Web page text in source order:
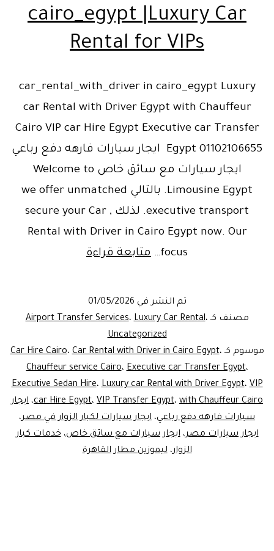
cairo_egypt |Luxury Car
Rental for VIPs
car_rental_with_driver in cairo_egypt Luxury
car Rental with Driver Egypt with Chauffeur
Cairo VIP car Hire Egypt Executive car Transfer
Egypt 01102106655 ايجار سيارات فارهه دفع رباعي
ايجار سيارات مع سائق خاص Welcome to
Limousine Egypt. بالتالي we offer unmatched
executive transport. لذلك , secure your Car
Rental with Driver in Cairo Egypt now. Our
focus…
متابعة قراءة
|Luxury
Rental
for
VIPs
تم النشر في 01/05/2026
مصنف كـ
Airport Transfer Services،Luxury Car Rental،
Uncategorized
موسوم كـ
Car Hire Cairo،Car Rental with Driver in Cairo Egypt،
Chauffeur service Cairo،Executive car Transfer Egypt،
Executive Sedan Hire،Luxury car Rental with Driver Egypt،VIP
car Hire Egypt، VIP Transfer Egypt، with Chauffeur Cairo ، ايجار
سيارات فارهه دفع رباعي، ايجار سيارات لكبار الزوار في مصر،
ايجار سيارات مصر،ايجار سيارات مع سائق خاص،خدمات كبار
الزوار،ليموزين مطار القاهرة